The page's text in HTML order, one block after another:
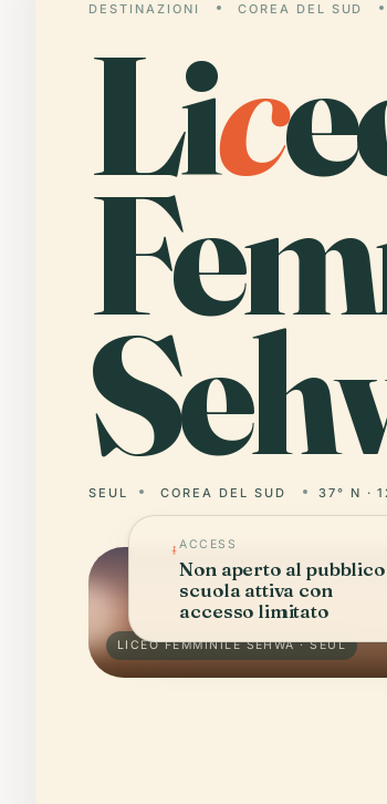
DESTINAZIONI COREA DEL SUD
Lic
SEUL COREA DEL SUD 37° N ·
LICEO FEMMINILE SEHWA · SEUL
ACCESS
Non aperto al
scuola attiva con
accesso limitato